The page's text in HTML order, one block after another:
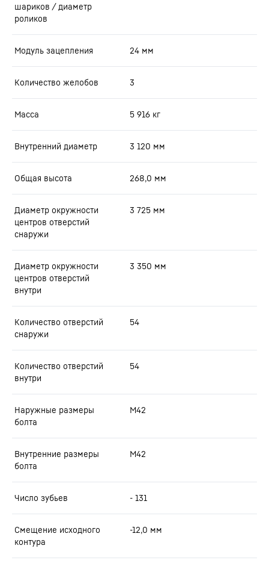
шариков / диаметр
роликов
Модуль зацепления 24 мм
Количество желобов 3
Масса 5 916 кг
Внутренний диаметр 3 120 мм
Общая высота 268,0 мм
Диаметр окружности
центров отверстий
снаружи
3 725 мм
Диаметр окружности
центров отверстий
внутри
3 350 мм
Количество отверстий
снаружи
54
Количество отверстий
внутри
54
Наружные размеры
болта
M42
Внутренние размеры
болта
M42
Число зубьев - 131
Смещение исходного
контура
-12,0 мм